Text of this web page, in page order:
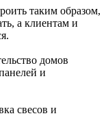
таким образом,
а клиентам и
домов
и
свесов и